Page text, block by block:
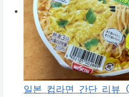
일본 컵라면 간단 리뷰